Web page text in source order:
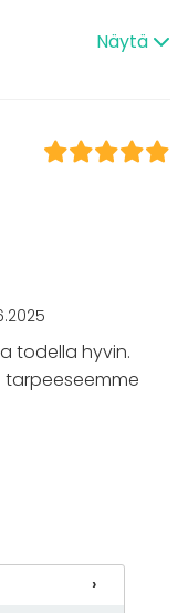
Näytä
todella hyvin.
tarpeeseemme
›